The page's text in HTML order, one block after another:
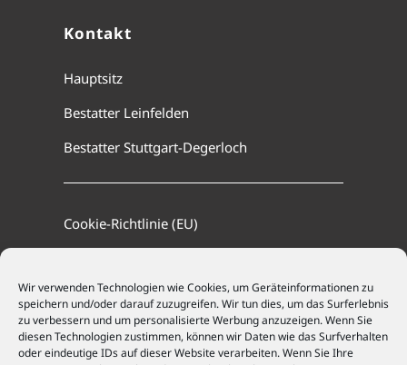
Wir verwenden Technologien wie Cookies, um Geräteinformationen zu
speichern und/oder darauf zuzugreifen. Wir tun dies, um das Surferlebnis
zu verbessern und um personalisierte Werbung anzuzeigen. Wenn Sie
diesen Technologien zustimmen, können wir Daten wie das Surfverhalten
oder eindeutige IDs auf dieser Website verarbeiten. Wenn Sie Ihre
Kontakt
Hauptsitz
Bestatter Leinfelden
Bestatter Stuttgart-Degerloch
Cookie-Richtlinie (EU)
Impressum